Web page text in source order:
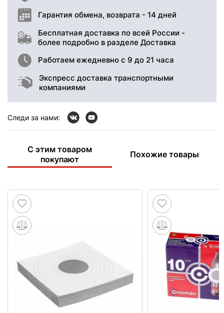
Гарантия обмена, возврата - 14 дней
Бесплатная доставка по всей России -
более подробно в разделе Доставка
Работаем ежедневно с 9 до 21 часа
Экспресс доставка транспортными
компаниями
Следи за нами:
С этим товаром
покупают
Похожие товары